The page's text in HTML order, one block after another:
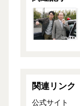
関連リンク
公式サイト